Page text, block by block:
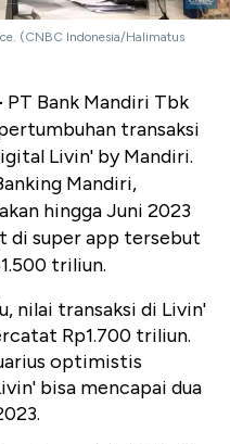
(CNBC Indonesia/Halimatus
PT Bank Mandiri Tbk
transaksi
Livin' by Mandiri.
Mandiri,
hingga Juni 2023
di super app tersebut
triliun.
nilai transaksi di Livin'
Rp1.700 triliun.
optimistis
bisa mencapai dua